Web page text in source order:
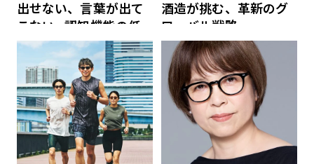
出せない、言葉が出て
こない…認知機能の低
下を救う、脳のインナ
ーケアとは
酒造が挑む、革新のグ
ローバル戦略